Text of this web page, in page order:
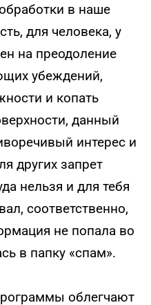
в наше
для человека, у
на преодоление
убеждений,
и копать
данный
интерес и
других запрет
нельзя и для тебя
соответственно,
не попала во
в папку «спам».
облегчают